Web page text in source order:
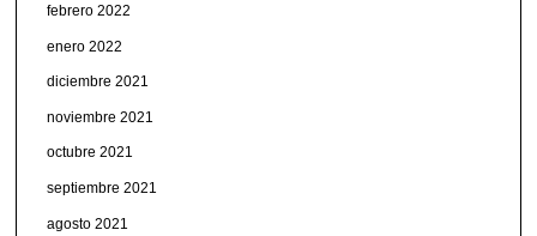
febrero 2022
enero 2022
diciembre 2021
noviembre 2021
octubre 2021
septiembre 2021
agosto 2021